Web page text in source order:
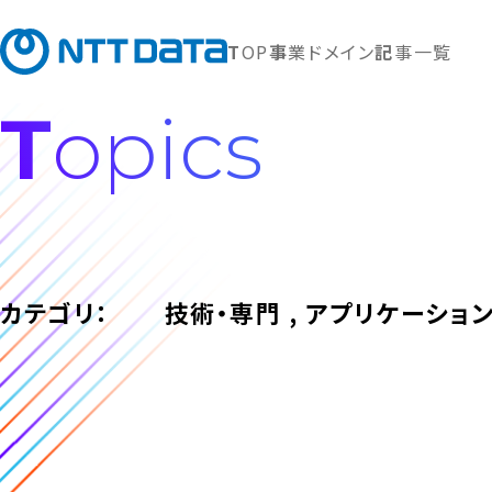
TOP 事業ドメイン 記事一覧
Topics
カテゴリ： 技術・専門 , アプリケーション